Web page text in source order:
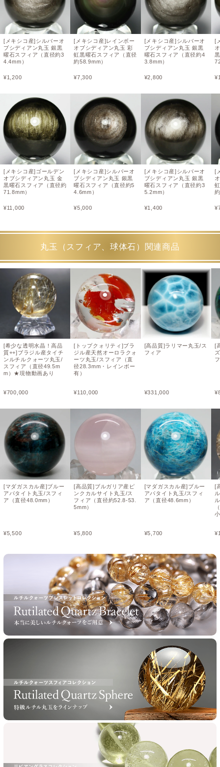
[メキシコ産]シルバーオ
ブシディアン丸玉 銀黒
曜石スフィア（直径約3
4.4mm）
¥1,200
[メキシコ産]ゴールデン
オブシディアン丸玉 金
黒曜石スフィア（直径約
71.8mm）
¥11,000
[メキシコ産]レインボー
オブシディアン丸玉 彩
虹黒曜石スフィア（直径
約58.9mm）
¥7,300
[メキシコ産]シルバーオ
ブシディアン丸玉 銀黒
曜石スフィア（直径約5
4.6mm）
¥5,000
[メキシコ産]シルバーオ
ブシディアン丸玉 銀黒
曜石スフィア（直径約4
3.8mm）
¥2,800
[メキシコ産]シルバーオ
ブシディアン丸玉 銀黒
曜石スフィア（直径約3
5.2mm）
¥1,400
[
¥
[
¥
丸玉（スフィア、球体石）関連商品
[希少な透明水晶！高品
質++]ブラジル産タイチ
ンルチルクォーツ丸玉/
スフィア（直径49.5m
m）★現物動画あり
¥700,000
[マダガスカル産]ブルー
アパタイト丸玉/スフィ
ア（直径48.0mm）
¥5,500
[トップクォリティ]ブラ
ジル産天然オーロラクォ
ーツ丸玉/スフィア（直
径28.3mm・レインボー
有）
¥110,000
[高品質]ブルガリア産ピ
ンクカルサイト丸玉/ス
フィア（直径約52.8-53.
5mm）
¥5,800
[高品質]ラリマー丸玉/ス
フィア
¥331,000
[マダガスカル産]ブルー
アパタイト丸玉/スフィ
ア（直径48.6mm）
¥5,700
[
¥
[
¥